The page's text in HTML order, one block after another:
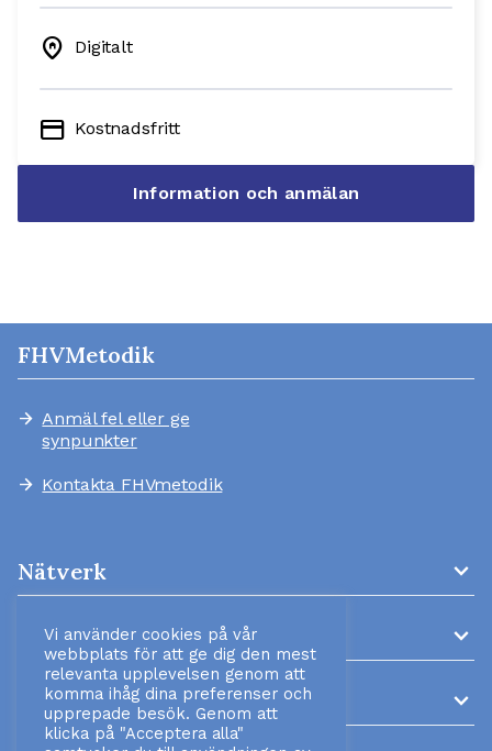
home_pin Digitalt
credit_card Kostnadsfritt
Information och anmälan
FHVMetodik
arrow_forward Anmäl fel eller ge
synpunkter
arrow_forward Kontakta FHVmetodik
Nätverk expand_more
AMM-kliniker expand_more
Information expand_more
Vi använder cookies på vår
webbplats för att ge dig den mest
relevanta upplevelsen genom att
komma ihåg dina preferenser och
upprepade besök. Genom att
klicka på "Acceptera alla"